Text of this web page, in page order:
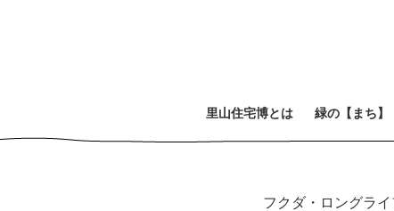
里山住宅博とは 緑の 【 ま ち】
フクダ・ロングラ